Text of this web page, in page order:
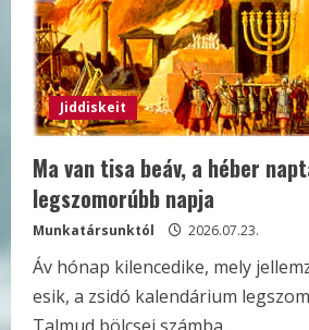
Jiddiskeit
Ma van tisa beáv, a héber
legszomorúbb napja
Munkatársunktól 2026.07.23.
Áv hónap kilencedike, mely
esik, a zsidó kalendárium